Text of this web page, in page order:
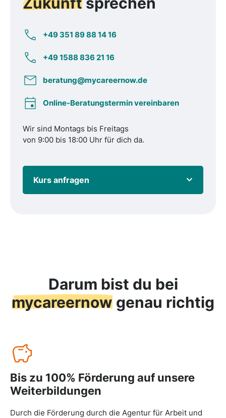
+49 351 89 88 14 16
+49 1588 836 21 16
beratung@mycareernow.de
Online-Beratungstermin vereinbaren
Wir sind Montags bis Freitags
von 9:00 bis 18:00 Uhr für dich da.
Kurs anfragen
Darum bist du bei
mycareernow genau richtig
Bis zu 100% Förderung auf unsere
Weiterbildungen
Durch die Förderung durch die Agentur für Arbeit und